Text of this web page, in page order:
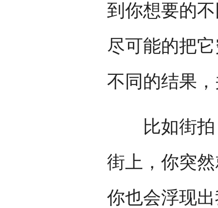
到你想要的
尽可能的把
不同的结果
比如街拍
街上，你突
你也会浮现